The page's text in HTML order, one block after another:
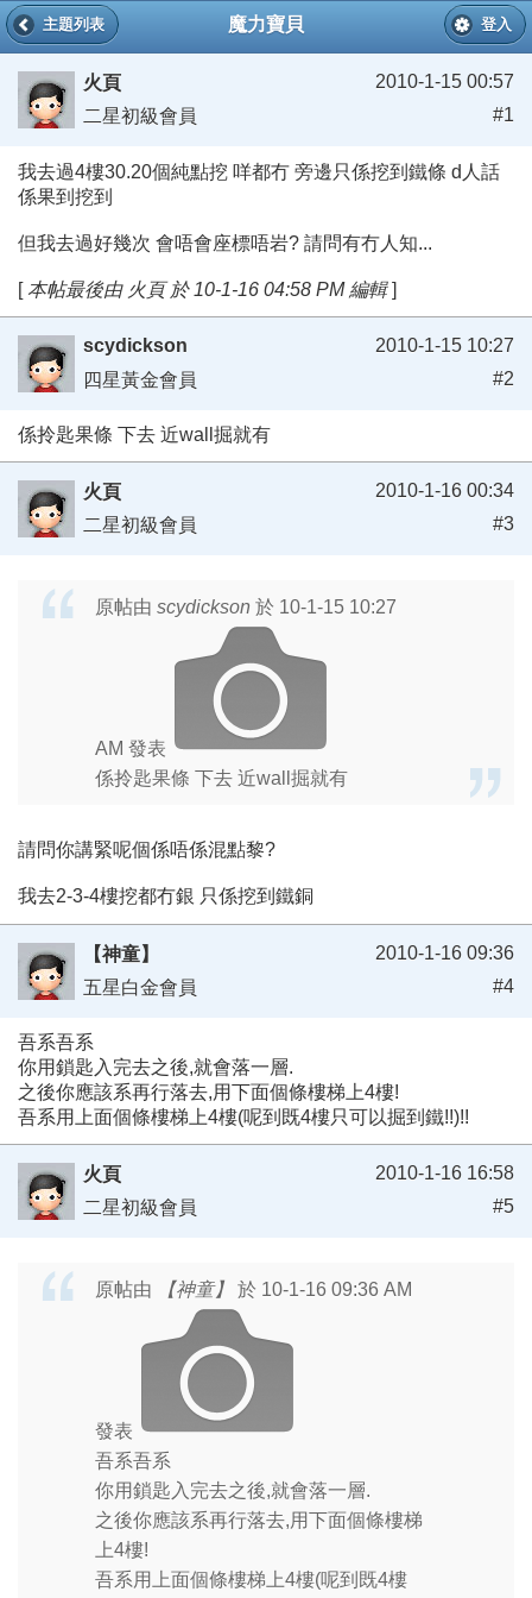
魔力寶貝
主題列表 登入
火頁
二星初級會員
2010-1-15 00:57
#1
我去過4樓30.20個純點挖 咩都冇 旁邊只係挖到鐵條 d人話
係果到挖到
但我去過好幾次 會唔會座標唔岩? 請問有冇人知...
[本帖最後由 火頁 於 10-1-16 04:58 PM 編輯]
scydickson
四星黃金會員
2010-1-15 10:27
#2
係拎匙果條 下去 近wall掘就有
火頁
二星初級會員
2010-1-16 00:34
#3
原帖由 scydickson 於 10-1-15 10:27
AM 發表
係拎匙果條 下去 近wall掘就有
請問你講緊呢個係唔係混點黎?
我去2-3-4樓挖都冇銀 只係挖到鐵銅
【神童】
五星白金會員
2010-1-16 09:36
#4
吾系吾系
你用鎖匙入完去之後,就會落一層.
之後你應該系再行落去,用下面個條樓梯上4樓!
吾系用上面個條樓梯上4樓(呢到既4樓只可以掘到鐵!!)!!
火頁
二星初級會員
2010-1-16 16:58
#5
原帖由 【神童】 於 10-1-16 09:36 AM
發表
吾系吾系
你用鎖匙入完去之後,就會落一層.
之後你應該系再行落去,用下面個條樓梯
上4樓!
吾系用上面個條樓梯上4樓(呢到既4樓